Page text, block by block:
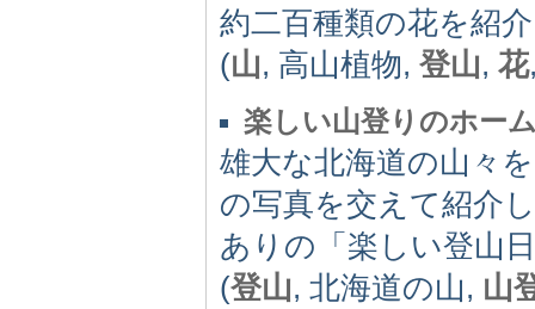
約二百種類の花を紹
(山, 高山植物, 登山, 花
楽しい山登りのホー
雄大な北海道の山々
の写真を交えて紹介
ありの「楽しい登山
(登山, 北海道の山, 山